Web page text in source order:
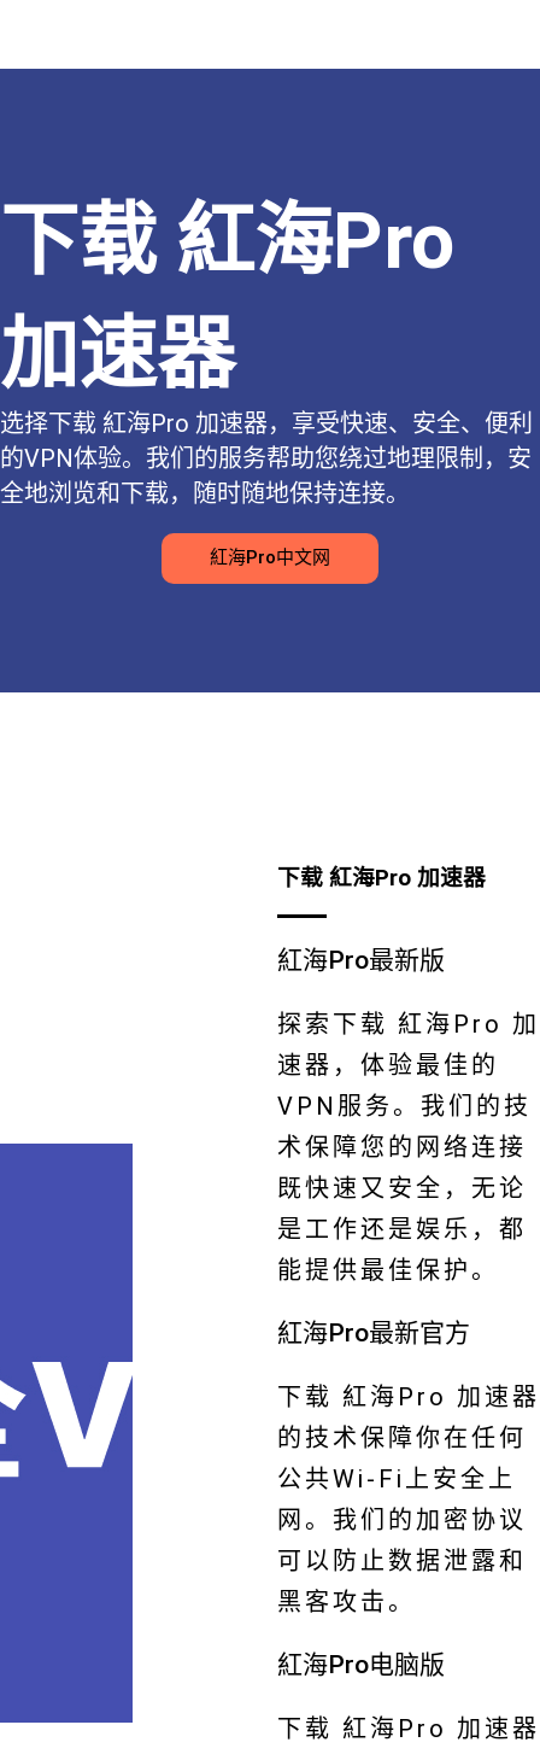
下载 紅海Pro
加速器
选择下载 紅海Pro 加速器，享受快速、安全、便利
的VPN体验。我们的服务帮助您绕过地理限制，安
全地浏览和下载，随时随地保持连接。
紅海Pro中文网
下载 紅海Pro 加速器
紅海Pro最新版
探索下载 紅海Pro 加
速器，体验最佳的
VPN服务。我们的技
术保障您的网络连接
既快速又安全，无论
是工作还是娱乐，都
能提供最佳保护。
紅海Pro最新官方
下载 紅海Pro 加速器
的技术保障你在任何
公共Wi-Fi上安全上
网。我们的加密协议
可以防止数据泄露和
黑客攻击。
紅海Pro电脑版
下载 紅海Pro 加速器